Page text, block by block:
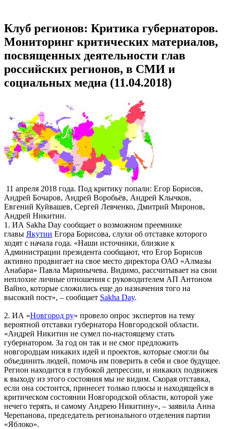
Клуб регионов: Критика губернаторов.
Мониторинг критических материалов,
посвященных деятельности глав
российских регионов, в СМИ и
социальных медиа (11.04.2018)
11 апреля 2018 года. Под критику попали: Егор Борисов,
Андрей Бочаров, Андрей Воробьёв, Андрей Клычков,
Евгений Куйвашев, Сергей Левченко, Дмитрий Миронов,
Андрей Никитин.
1. ИА Sakha Day сообщает о возможном преемнике
главы Якутии Егора Борисова, слухи об отставке которого
ходят с начала года. «Наши источники, близкие к
Администрации президента сообщают, что Егор Борисов
активно продвигает на свое место директора ОАО «Алмазы
Анабара» Павла Маринычева. Видимо, рассчитывает на свои
неплохие личные отношения с руководителем АП Антоном
Вайно, которые сложились еще до назначения того на
высокий пост», – сообщает Sakha Day.
2. ИА «Новгород ру» провело опрос экспертов на тему
вероятной отставки губернатора Новгородской области.
«Андрей Никитин не сумел по-настоящему стать
губернатором. За год он так и не смог предложить
новгородцам никаких идей и проектов, которые смогли бы
объединить людей, помочь им поверить в себя и свое будущее.
Регион находится в глубокой депрессии, и никаких подвижек
к выходу из этого состояния мы не видим. Скорая отставка,
если она состоится, принесет только плюсы и находящейся в
критическом состоянии Новгородской области, которой уже
нечего терять, и самому Андрею Никитину», – заявила Анна
Черепанова, председатель регионального отделения партии
«Яблоко».